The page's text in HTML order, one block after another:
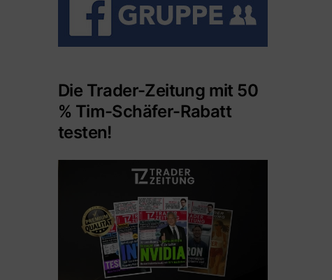
Die Trader-Zeitung mit 50
% Tim-Schäfer-Rabatt
testen!